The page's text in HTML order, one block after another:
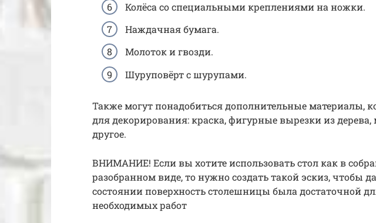
Колёса со специальными креплениями на ножки.
Наждачная бумага.
Молоток и гвозди.
Шуруповёрт с шурупами.
Также могут понадобиться дополнительные материалы,
для декорирования: краска, фигурные вырезки из дерева,
другое.
ВНИМАНИЕ! Если вы хотите использовать стол как в
разобранном виде, то нужно создать такой эскиз, чтобы
состоянии поверхность столешницы была достаточной
необходимых работ